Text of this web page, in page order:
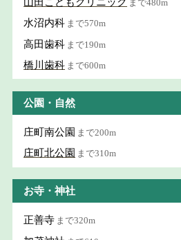
まで480m
水沼内科 まで570m
高田歯科 まで190m
橋川歯科 まで600m
公園・自然
庄町南公園 まで200m
庄町北公園 まで310m
お寺・神社
正善寺 まで320m